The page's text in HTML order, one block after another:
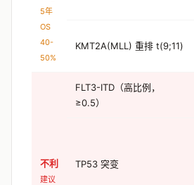
5年
OS
40-
50%
KMT2A(MLL) 重排 t(9;11)
不利
建议
FLT3-ITD（高比例，
≥0.5）
TP53 突变